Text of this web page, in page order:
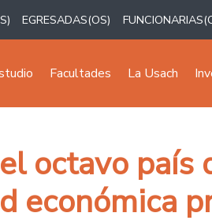
EGRESADAS(OS)
Facultades La Usach
octavo país
económica